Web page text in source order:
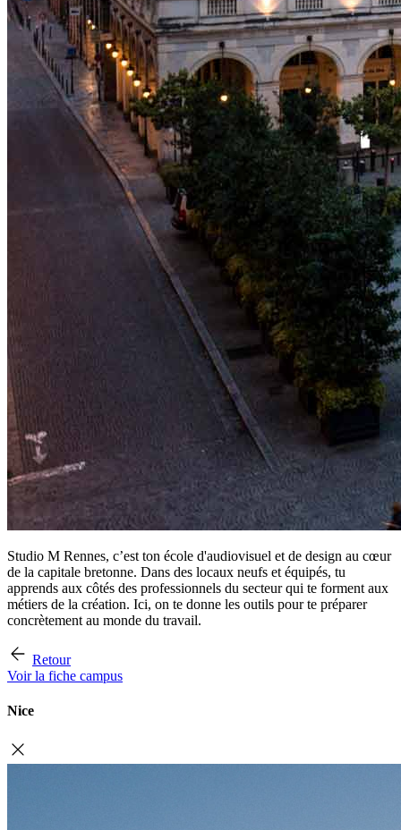
Studio M Rennes, c’est ton école d'audiovisuel et de design au cœur
de la capitale bretonne. Dans des locaux neufs et équipés, tu
apprends aux côtés des professionnels du secteur qui te forment aux
métiers de la création. Ici, on te donne les outils pour te préparer
concrètement au monde du travail.
Retour
Voir la fiche campus
Nice